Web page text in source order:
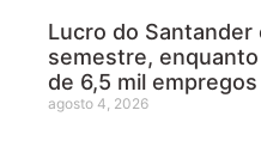
Lucro do Santander
semestre,
de 6,5 mil empregos
agosto 4, 2026